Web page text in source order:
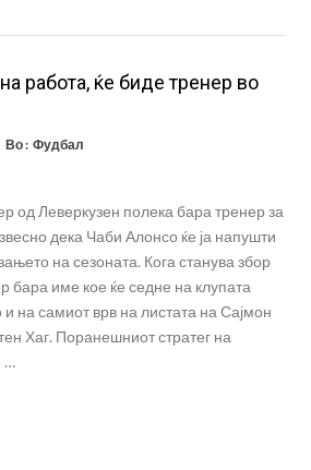
работа, ќе биде тренер во
Во : Фудбал
од Леверкузен полека бара тренер за
дека Чаби Алонсо ќе ја напушти
на сезоната. Кога станува збор
бара име кое ќе седне на клупата
на самиот врв на листата на Сајмон
Хаг. Поранешниот стратег на
…